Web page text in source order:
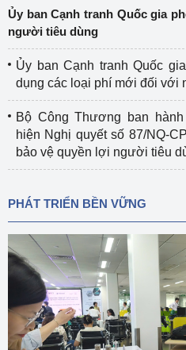
Ủy ban Cạnh tranh Quốc gia
người tiêu dùng
Ủy ban Cạnh tranh Quốc
dụng các loại phí mới đối với
Bộ Công Thương ban
hiện Nghị quyết số 87/NQ-
bảo vệ quyền lợi người tiêu
PHÁT TRIỂN BỀN VỮNG